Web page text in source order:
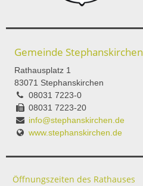
Gemeinde Stephanskirchen
Rathausplatz 1
83071 Stephanskirchen
08031 7223-0
08031 7223-20
info@stephanskirchen.de
www.stephanskirchen.de
Öffnungszeiten des Rathauses